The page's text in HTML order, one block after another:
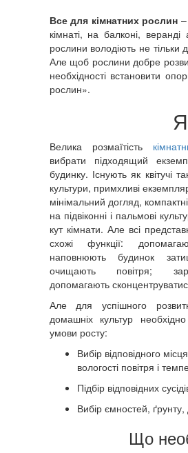
Все для кімнатних рослин
кімнаті, на балконі,
рослини володіють не
Але щоб рослини добре
необхідності встановити
рослин».
Велика розмаїтість
вибрати підходящий
будинку. Існують як квітучі
культури, примхливі
мінімальний догляд,
на підвіконні і пальмові
кут кімнати. Але всі
схожі функції:
наповнюють будинок
очищають повітря;
допомагають
Але для успішного
домашніх культур
умови росту:
Вибір відповідного
вологості повітря і
Підбір відповідних
Вибір ємностей,
Що